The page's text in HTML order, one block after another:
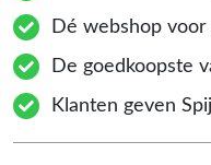
Dé webshop
De goedkoopste
Klanten geven